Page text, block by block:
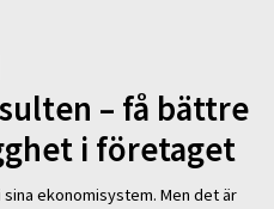
– få bättre
i företaget
ekonomisystem. Men det är